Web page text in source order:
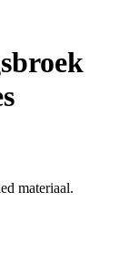
materiaal.